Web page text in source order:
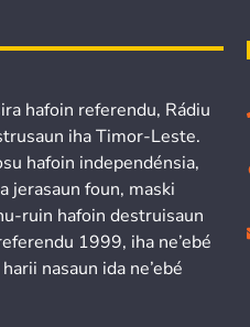
hafoin referendu, Rádiu
iha Timor-Leste.
hafoin independénsia,
jerasaun foun, maski
ruin hafoin destruisaun
1999, iha ne’ebé
nasaun ida ne’ebé